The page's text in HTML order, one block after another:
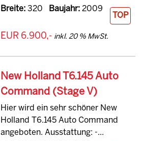
Breite:320 Baujahr:2009
TOP
EUR 6.900,- inkl. 20 % MwSt.
New Holland T6.145 Auto
Command (Stage V)
Hier wird ein sehr schöner New
Holland T6.145 Auto Command
angeboten. Ausstattung: -...